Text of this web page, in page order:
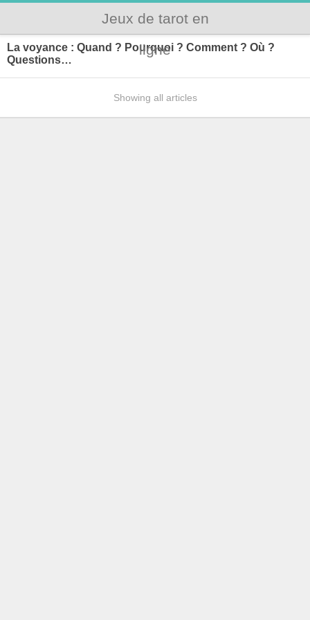
Jeux de tarot en
ligne
La voyance : Quand ? Pourquoi ? Comment ? Où ?
Questions…
Showing all articles